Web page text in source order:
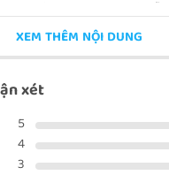
RELATIVE
PARTICIPLES
REDUCED RELATIVE
ADJECTIVE PHRASES &
PREPOSITION PHRASES
nhiều, khô khan và rất dễ
cũng như vậy, cứ nghĩ rằng
2 - 3 công thức, cấu trúc
như vậy mấy chốc là
tiếng VOCA cũng chỉ nhớ
học và phần lý thuyết học
gắng nhớ lại nhưng cũng chỉ
gầm mặt, núp sau lưng
...
XEM THÊM NỘI DUNG
xét
5
4
3